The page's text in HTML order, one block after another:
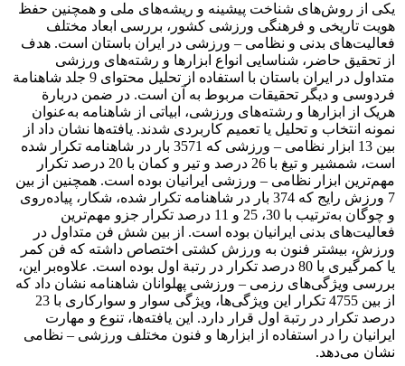
یکی از روش‌های شناخت پیشینه و ریشه‌های ملی و همچنین حفظ
هویت تاریخی و فرهنگی ورزشی کشور، بررسی ابعاد مختلف
فعالیت‌های بدنی و نظامی – ورزشی در ایران باستان است. هدف
از تحقیق حاضر، شناسایی انواع ابزارها و رشته‌های ورزشی
متداول در ایران باستان با استفاده از تحلیل محتوای 9 جلد شاهنامة
فردوسی و دیگر تحقیقات مربوط به آن است. در ضمن دربارة
هریک از ابزارها و رشته‌های ورزشی، ابیاتی از شاهنامه به‌عنوان
نمونه انتخاب و تحلیل یا تعمیم کاربردی شدند. یافته‌ها نشان داد از
بین 13 ابزار نظامی – ورزشی که 3571 بار در شاهنامه تکرار شده
است، شمشیر و تیغ با 26 درصد و تیر و کمان با 20 درصد تکرار
مهم‌ترین ابزار نظامی – ورزشی ایرانیان بوده است. همچنین از بین
7 ورزش رایج که 374 بار در شاهنامه تکرار شده، شکار، پیاده‌روی
و چوگان به‌ترتیب با 30، 25 و 11 درصد تکرار جزو مهم‌ترین
فعالیت‌های بدنی ایرانیان بوده است. از بین شش فن متداول در
ورزش، بیشتر فنون به ورزش کشتی اختصاص داشته که فن کمر
یا کمرگیری با 80 درصد تکرار در رتبة اول بوده است. علاوه‌بر این،
بررسی ویژگی‌های رزمی – ورزشی پهلوانان شاهنامه نشان داد که
از بین 4755 تکرار این ویژگی‌ها، ویژگی سوار و سوارکاری با 23
درصد تکرار در رتبة اول قرار دارد. این یافته‌ها، تنوع و مهارت
ایرانیان را در استفاده از ابزارها و فنون مختلف ورزشی – نظامی
نشان می‌دهد.